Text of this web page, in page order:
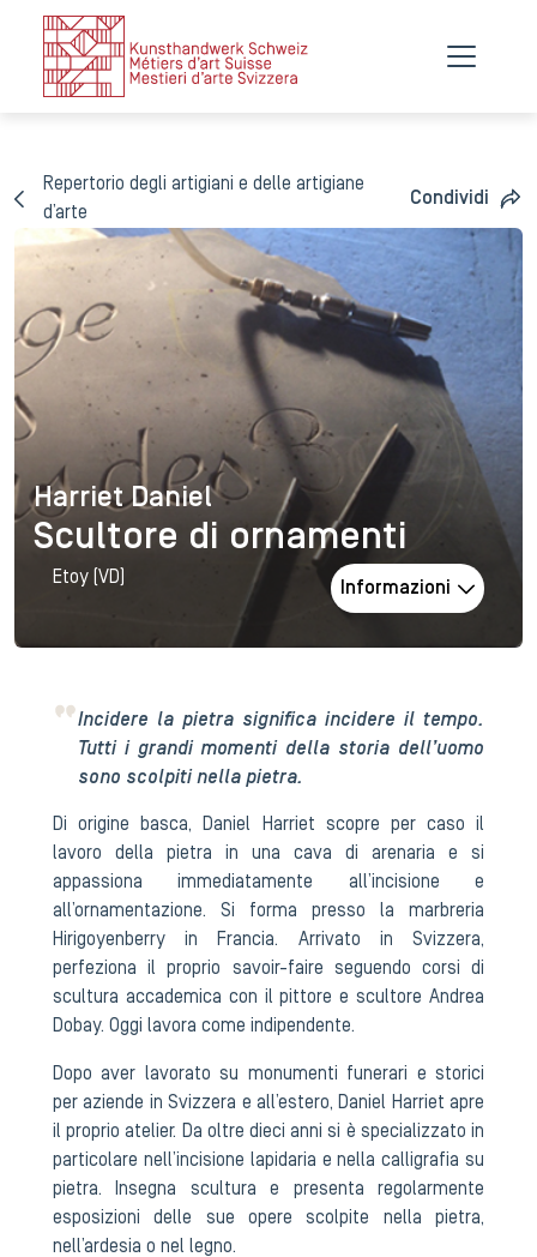
Repertorio degli artigiani e delle artigiane
d’arte
Condividi
Harriet Daniel
Harriet Daniel
Scultore di ornamenti
Etoy (VD)
Informazioni
Incidere la pietra significa incidere il tempo.
Tutti i grandi momenti della storia dell’uomo
sono scolpiti nella pietra.
Di origine basca, Daniel Harriet scopre per caso il
lavoro della pietra in una cava di arenaria e si
appassiona immediatamente all’incisione e
all’ornamentazione. Si forma presso la marbreria
Hirigoyenberry in Francia. Arrivato in Svizzera,
perfeziona il proprio savoir-faire seguendo corsi di
scultura accademica con il pittore e scultore Andrea
Dobay. Oggi lavora come indipendente.
Dopo aver lavorato su monumenti funerari e storici
per aziende in Svizzera e all’estero, Daniel Harriet apre
il proprio atelier. Da oltre dieci anni si è specializzato in
particolare nell’incisione lapidaria e nella calligrafia su
pietra. Insegna scultura e presenta regolarmente
esposizioni delle sue opere scolpite nella pietra,
nell’ardesia o nel legno.